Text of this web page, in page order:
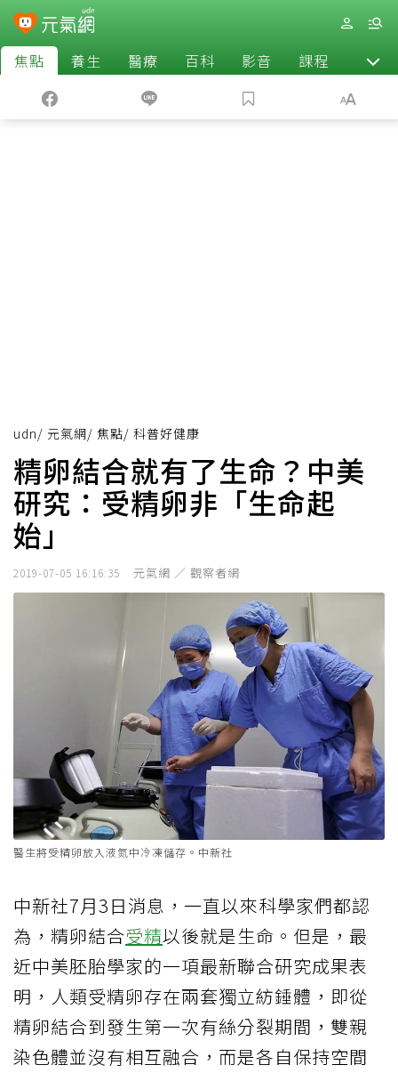
焦點 養生 醫療 百科 影音 課程 退休
udn/ 元氣網/ 焦點/ 科普好健康
精卵結合就有了生命？中美
研究：受精卵非「生命起
始」
2019-07-05 16:16:35 元氣網 ／ 觀察者網
醫生將受精卵放入液氮中冷凍儲存。中新社
中新社7月3日消息，一直以來科學家們都認
為，精卵結合受精以後就是生命。但是，最
近中美胚胎學家的一項最新聯合研究成果表
明，人類受精卵存在兩套獨立紡錘體，即從
精卵結合到發生第一次有絲分裂期間，雙親
染色體並沒有相互融合，而是各自保持空間